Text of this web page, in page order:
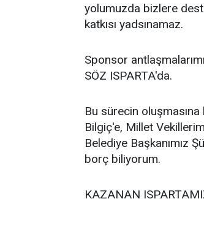
yolumuzda bizlere
katkısı yadsınamaz.
Sponsor
SÖZ ISPARTA'da.
Bu sürecin
Bilgiç'e, Millet
Belediye Başkanımız
borç biliyorum.
KAZANAN